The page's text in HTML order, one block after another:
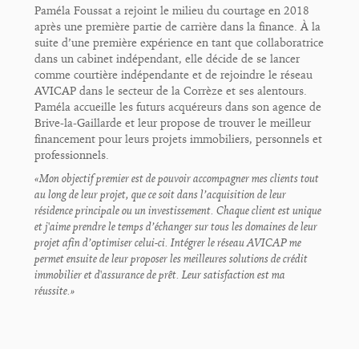
Paméla Foussat a rejoint le milieu du courtage en 2018
après une première partie de carrière dans la finance. À la
suite d’une première expérience en tant que collaboratrice
dans un cabinet indépendant, elle décide de se lancer
comme courtière indépendante et de rejoindre le réseau
AVICAP dans le secteur de la Corrèze et ses alentours.
Paméla accueille les futurs acquéreurs dans son agence de
Brive-la-Gaillarde et leur propose de trouver le meilleur
financement pour leurs projets immobiliers, personnels et
professionnels.
«Mon objectif premier est de pouvoir accompagner mes clients tout
au long de leur projet, que ce soit dans l’acquisition de leur
résidence principale ou un investissement. Chaque client est unique
et j'aime prendre le temps d’échanger sur tous les domaines de leur
projet afin d’optimiser celui-ci. Intégrer le réseau AVICAP me
permet ensuite de leur proposer les meilleures solutions de crédit
immobilier et d'assurance de prêt. Leur satisfaction est ma
réussite.»